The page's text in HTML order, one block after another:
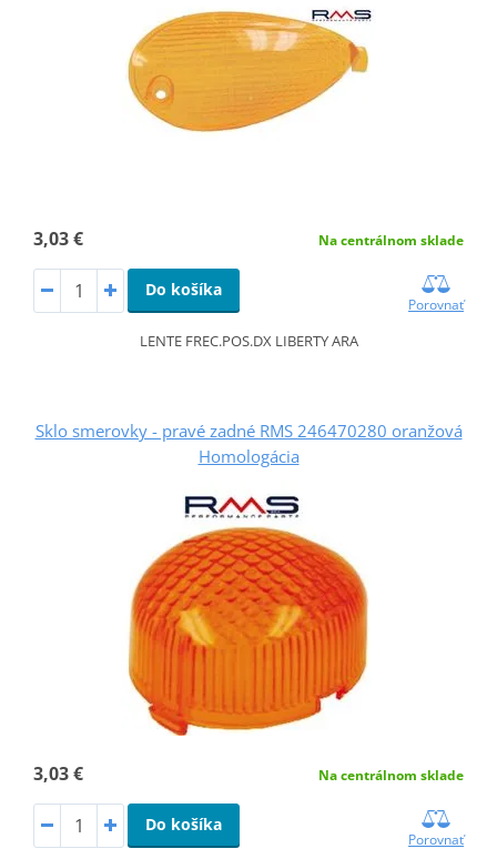
3,03 € Na centrálnom sklade
Do košíka
Porovnať
LENTE FREC.POS.DX LIBERTY ARA
Sklo smerovky - pravé zadné RMS 246470280 oranžová
Homologácia
3,03 € Na centrálnom sklade
Do košíka
Porovnať